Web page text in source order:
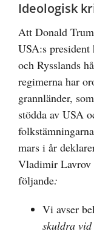
Ideologisk
Att Donald
USA:s
och Rysslands
regimerna har
grannländer,
stödda av USA
mars i år
Vladimir Lavrov
följande:
Vi avser
skuldra